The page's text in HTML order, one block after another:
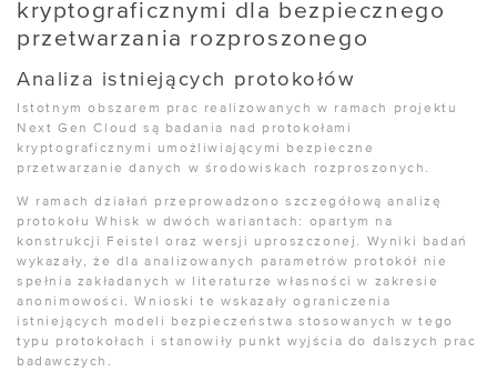
kryptograficznymi dla bezpiecznego
przetwarzania rozproszonego
Analiza istniejących protokołów
Istotnym obszarem prac realizowanych w ramach projektu
Next Gen Cloud są badania nad protokołami
kryptograficznymi umożliwiającymi bezpieczne
przetwarzanie danych w środowiskach rozproszonych.
W ramach działań przeprowadzono szczegółową analizę
protokołu Whisk w dwóch wariantach: opartym na
konstrukcji Feistel oraz wersji uproszczonej. Wyniki badań
wykazały, że dla analizowanych parametrów protokół nie
spełnia zakładanych w literaturze własności w zakresie
anonimowości. Wnioski te wskazały ograniczenia
istniejących modeli bezpieczeństwa stosowanych w tego
typu protokołach i stanowiły punkt wyjścia do dalszych prac
badawczych.